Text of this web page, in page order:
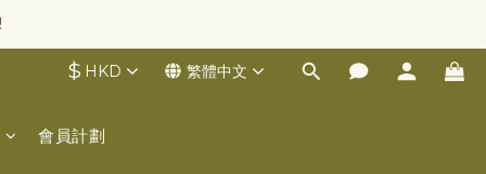
$ HKD 繁體中文
會員計劃